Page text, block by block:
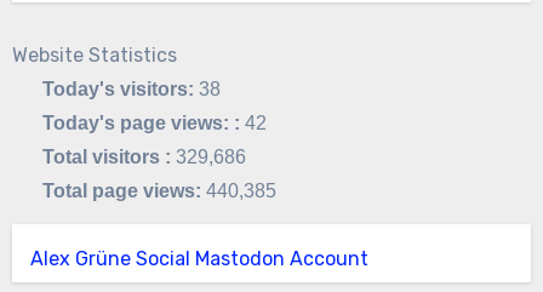
Website Statistics
Today's visitors:38
Today's page views: :42
Total visitors :329,686
Total page views:440,385
Alex Grüne Social Mastodon Account